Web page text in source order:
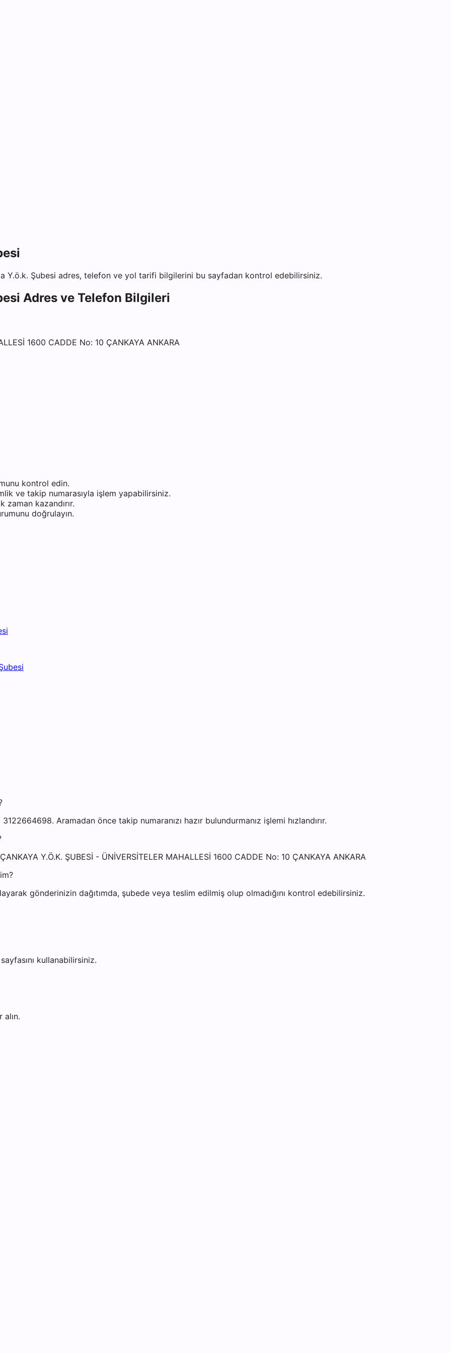
Y.ö.k. Şubesi adres, telefon ve yol tarifi bilgilerini bu sayfadan kontrol edebilirsiniz.
Adres ve Telefon Bilgileri
1600 CADDE No: 10 ÇANKAYA ANKARA
kontrol edin.
ve takip numarasıyla işlem yapabilirsiniz.
kazandırır.
doğrulayın.
Aramadan önce takip numaranızı hazır bulundurmanız işlemi hızlandırır.
Y.Ö.K. ŞUBESİ - ÜNİVERSİTELER MAHALLESİ 1600 CADDE No: 10 ÇANKAYA ANKARA
gönderinizin dağıtımda, şubede veya teslim edilmiş olup olmadığını kontrol edebilirsiniz.
sayfasını kullanabilirsiniz.